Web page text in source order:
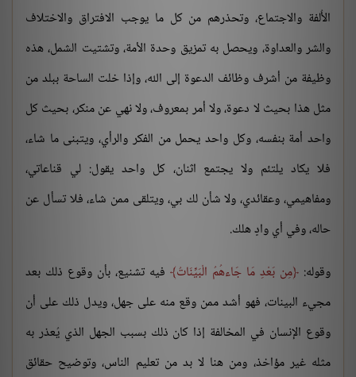
الأُلفة والاجتماع، وتحذرهم من كل ما يوجب الافتراق والاختلاف
والشر والعداوة، ويحصل به تمزيق وحدة الأمة، وتشتيت الشمل، هذه
وظيفة من أشرف وظائف الدعوة إلى الله، وإذا خلت الساحة ببلد من
مثل هذا بحيث لا دعوة، ولا أمر بمعروف، ولا نهي عن منكر، بحيث كل
واحد أمة بنفسه، وكل واحد يحمل من الفكر والرأي، ويتبنى ما شاء،
فلا يكاد يلتئم ولا يجتمع اثنان، كل واحد يقول: لي قناعاتي،
ومفاهيمي، وعقائدي، ولا شأن لك بي، ويتلقى ممن شاء، فلا تسأل عن
حاله، وفي أي وادٍ هلك.
وقوله: مِن بَعْدِ مَا جَاءهُمُ الْبَيِّنَاتُ فيه تشنيع، بأن وقوع ذلك بعد
مجيء البينات، فهو أشد ممن وقع منه على جهل، ويدل ذلك على أن
وقوع الإنسان في المخالفة إذا كان ذلك بسبب الجهل الذي يُعذر به
مثله غير مؤاخذ، ومن هنا لا بد من تعليم الناس، وتوضيح حقائق